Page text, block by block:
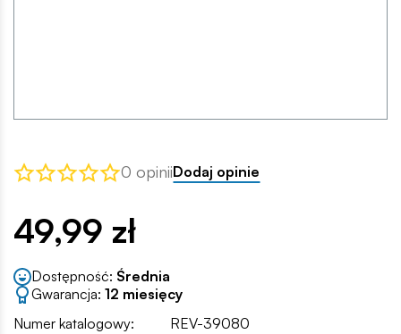
0 opiniiDodaj opinie
49,99 zł
Dostępność: Średnia
Gwarancja: 12 miesięcy
Numer katalogowy:
REV-39080